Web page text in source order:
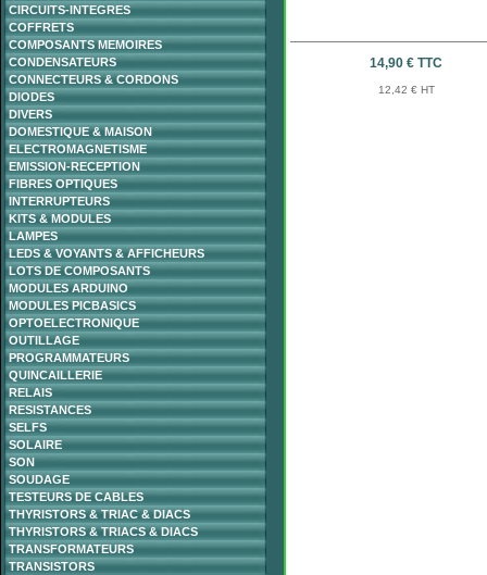
CIRCUITS-INTEGRES
COFFRETS
COMPOSANTS MEMOIRES
CONDENSATEURS
CONNECTEURS & CORDONS
DIODES
DIVERS
DOMESTIQUE & MAISON
ELECTROMAGNETISME
EMISSION-RECEPTION
FIBRES OPTIQUES
INTERRUPTEURS
KITS & MODULES
LAMPES
LEDS & VOYANTS & AFFICHEURS
LOTS DE COMPOSANTS
MODULES ARDUINO
MODULES PICBASICS
OPTOELECTRONIQUE
OUTILLAGE
PROGRAMMATEURS
QUINCAILLERIE
RELAIS
RESISTANCES
SELFS
SOLAIRE
SON
SOUDAGE
TESTEURS DE CABLES
THYRISTORS & TRIAC & DIACS
THYRISTORS & TRIACS & DIACS
TRANSFORMATEURS
TRANSISTORS
14,90 € TTC
12,42 € HT